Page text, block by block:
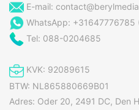
E-mail:
WhatsApp:
Tel: 088-0204685
KVK: 92089615
BTW: NL865880669B01
Adres: Oder 20, 2491 DC, Den